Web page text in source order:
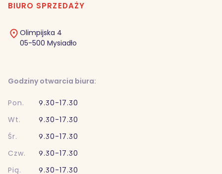
BIURO SPRZEDAŻY
Olimpijska 4
05-500 Mysiadło
Godziny otwarcia biura:
Pon.
9.30-17.30
Wt.
9.30-17.30
Śr.
9.30-17.30
Czw.
9.30-17.30
Pią.
9.30-17.30